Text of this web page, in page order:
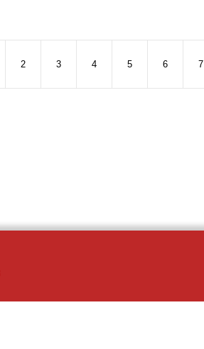
2 3 4 5 6 7